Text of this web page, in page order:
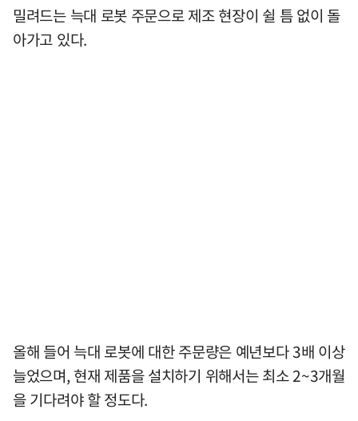
밀려드는 늑대 로봇 주문으로 제조 현장이 쉴 틈 없이 돌
아가고 있다.
올해 들어 늑대 로봇에 대한 주문량은 예년보다 3배 이상
늘었으며, 현재 제품을 설치하기 위해서는 최소 2~3개월
을 기다려야 할 정도다.